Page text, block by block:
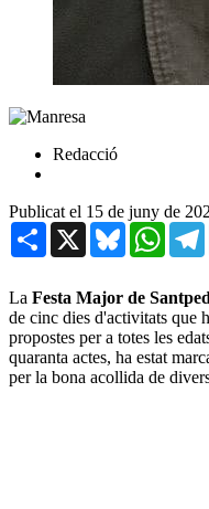
Redacció
Publicat el 15 de juny de
Share X Bluesky
La Festa Major de
de cinc dies d'activitats que
propostes per a totes les
quaranta actes, ha estat
per la bona acollida de